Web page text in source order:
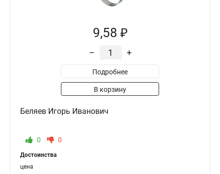
9,58 ₽
– +
Подробнее
В корзину
Беляев Игорь Иванович
0 0
Достоинства
цена